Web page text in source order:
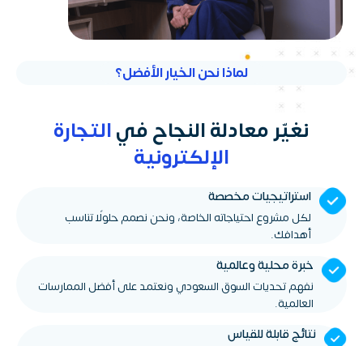
لماذا نحن الخيار الأفضل؟
نغيّر معادلة النجاح فيالتجارة
الإلكترونية
استراتيجيات مخصصة
لكل مشروع احتياجاته الخاصة، ونحن نصمم حلولًا تناسب
أهدافك.
خبرة محلية وعالمية
نفهم تحديات السوق السعودي ونعتمد على أفضل الممارسات
العالمية.
نتائج قابلة للقياس